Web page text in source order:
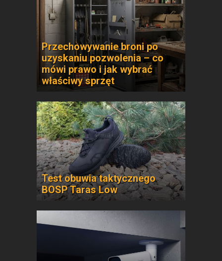
Przechowywanie broni po
uzyskaniu pozwolenia – co
mówi prawo i jak wybrać
właściwy sprzęt
Test obuwia taktycznego
BOSP Taras Low